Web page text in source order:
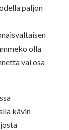
paljon
olla
vai osa
kävin